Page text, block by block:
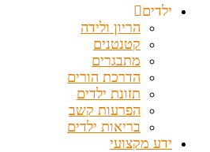
ילדים
הריון ולידה
קטנטנים
מתבגרים
הדרכת הורים
תזונת ילדים
הפרעות קשב
בריאות ילדים
ידע מקצועי